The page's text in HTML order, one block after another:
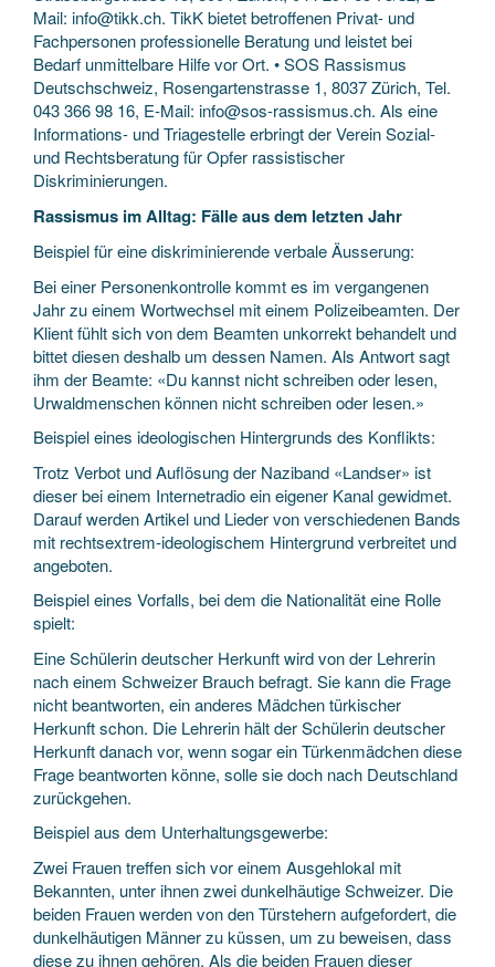
Mail: info@tikk.ch. TikK bietet betroffenen Privat- und
Fachpersonen professionelle Beratung und leistet bei
Bedarf unmittelbare Hilfe vor Ort. • SOS Rassismus
Deutschschweiz, Rosengartenstrasse 1, 8037 Zürich, Tel.
043 366 98 16, E-Mail: info@sos-rassismus.ch. Als eine
Informations- und Triagestelle erbringt der Verein Sozial-
und Rechtsberatung für Opfer rassistischer
Diskriminierungen.
Rassismus im Alltag: Fälle aus dem letzten Jahr
Beispiel für eine diskriminierende verbale Äusserung:
Bei einer Personenkontrolle kommt es im vergangenen
Jahr zu einem Wortwechsel mit einem Polizeibeamten. Der
Klient fühlt sich von dem Beamten unkorrekt behandelt und
bittet diesen deshalb um dessen Namen. Als Antwort sagt
ihm der Beamte: «Du kannst nicht schreiben oder lesen,
Urwaldmenschen können nicht schreiben oder lesen.»
Beispiel eines ideologischen Hintergrunds des Konflikts:
Trotz Verbot und Auflösung der Naziband «Landser» ist
dieser bei einem Internetradio ein eigener Kanal gewidmet.
Darauf werden Artikel und Lieder von verschiedenen Bands
mit rechtsextrem-ideologischem Hintergrund verbreitet und
angeboten.
Beispiel eines Vorfalls, bei dem die Nationalität eine Rolle
spielt:
Eine Schülerin deutscher Herkunft wird von der Lehrerin
nach einem Schweizer Brauch befragt. Sie kann die Frage
nicht beantworten, ein anderes Mädchen türkischer
Herkunft schon. Die Lehrerin hält der Schülerin deutscher
Herkunft danach vor, wenn sogar ein Türkenmädchen diese
Frage beantworten könne, solle sie doch nach Deutschland
zurückgehen.
Beispiel aus dem Unterhaltungsgewerbe:
Zwei Frauen treffen sich vor einem Ausgehlokal mit
Bekannten, unter ihnen zwei dunkelhäutige Schweizer. Die
beiden Frauen werden von den Türstehern aufgefordert, die
dunkelhäutigen Männer zu küssen, um zu beweisen, dass
diese zu ihnen gehören. Als die beiden Frauen dieser